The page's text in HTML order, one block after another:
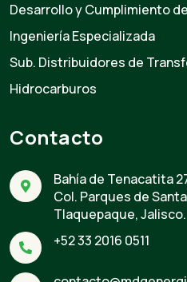
Desarrollo y Cumplimiento
Ingeniería Especializada
Sub. Distribuidores de
Hidrocarburos
Contacto
Bahía de Tenacatita
Col. Parques de
Tlaquepaque, Jalisco.
+52 33 2016 0511